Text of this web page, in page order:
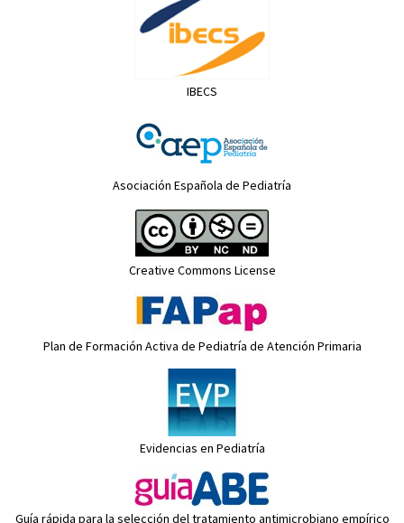
IBECS
Asociación Española de Pediatría
Creative Commons License
Plan de Formación Activa de Pediatría de Atención Primaria
Evidencias en Pediatría
Guía rápida para la selección del tratamiento antimicrobiano empírico